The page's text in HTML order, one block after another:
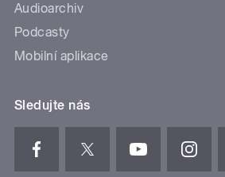
Audioarchiv
Podcasty
Mobilní aplikace
Sledujte nás